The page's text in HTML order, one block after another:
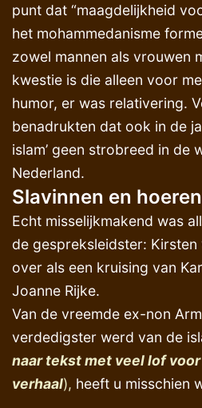
punt dat “maagdelijkheid
het mohammedanisme
zowel mannen als vrouwen
kwestie is die alleen voor
humor, er was relativering.
benadrukten dat ook in de
islam’ geen strobreed in de
Nederland.
Slavinnen en hoeren
Echt misselijkmakend was
de gespreksleidster: Kirsten
over als een kruising van
Joanne Rijke.
Van de vreemde ex-non
verdedigster werd van de
naar tekst met veel lof
verhaal), heeft u misschien